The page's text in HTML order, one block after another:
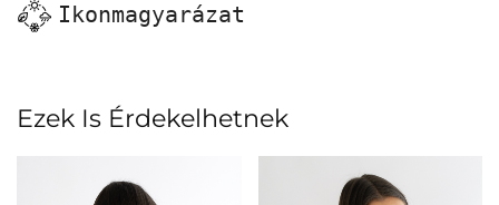
Ikonmagyarázat
Ezek Is Érdekelhetnek